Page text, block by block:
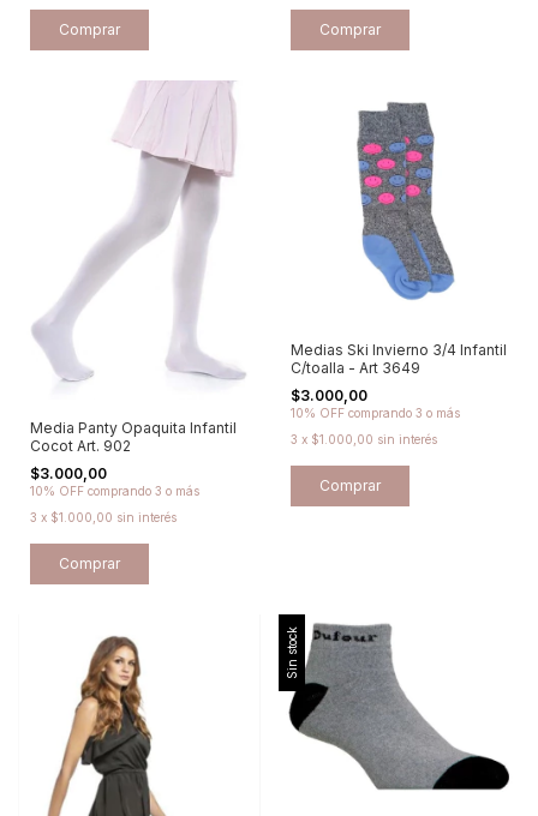
Comprar Comprar
Media Panty Opaquita Infantil
Cocot Art. 902
$3.000,00
10% OFF comprando 3 o más
3 x $1.000,00 sin interés
Comprar
Medias Ski Invierno 3/4 Infantil
C/toalla - Art 3649
$3.000,00
10% OFF comprando 3 o más
3 x $1.000,00 sin interés
Comprar
Sin stock